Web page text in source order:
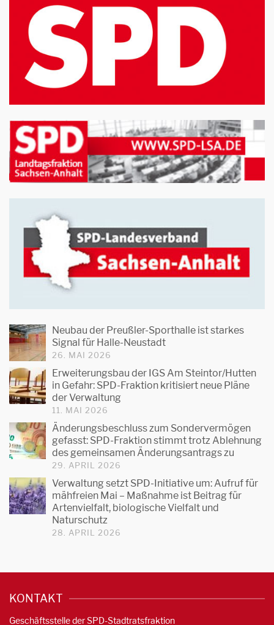
Neubau der Preußler-Sporthalle ist starkes
Signal für Halle-Neustadt
26. MAI 2026
Erweiterungsbau der IGS Am Steintor/Hutten
in Gefahr: SPD-Fraktion kritisiert neue Pläne
der Verwaltung
11. MAI 2026
Änderungsbeschluss zum Sondervermögen
gefasst: SPD-Fraktion stimmt trotz Ablehnung
des gemeinsamen Änderungsantrags zu
29. APRIL 2026
Verwaltung setzt SPD-Initiative um: Aufruf für
mähfreien Mai – Maßnahme ist Beitrag für
Artenvielfalt, biologische Vielfalt und
Naturschutz
28. APRIL 2026
KONTAKT
Geschäftsstelle der SPD-Stadtratsfraktion